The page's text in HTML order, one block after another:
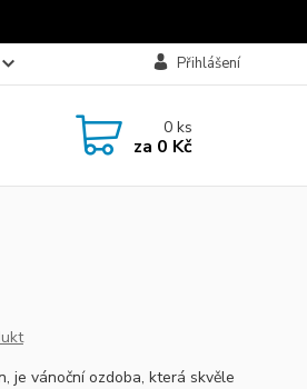
Přihlášení
0ks
za 0 Kč
je vánoční ozdoba, která skvěle